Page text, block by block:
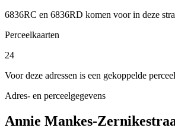
6836RC en 6836RD komen voor in deze
Perceelkaarten
24
Voor deze adressen is een gekoppelde
Adres- en perceelgegevens
Annie Mankes-